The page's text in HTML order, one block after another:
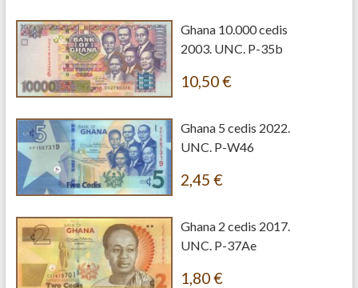
Ghana 10.000 cedis
2003. UNC. P-35b
10,50€
Ghana 5 cedis 2022.
UNC. P-W46
2,45 €
Ghana 2 cedis 2017.
UNC. P-37Ae
1,80€